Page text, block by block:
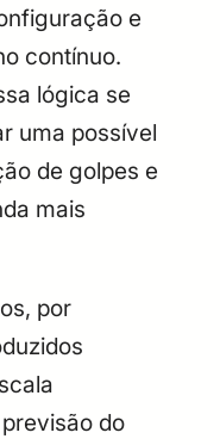
e
contínuo.
lógica se
uma possível
de golpes e
mais
por
do